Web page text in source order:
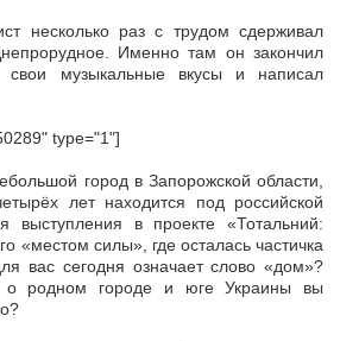
несколько раз с трудом сдерживал
Именно там он закончил
свои музыкальные вкусы и написал
type="1"]
город в Запорожской области,
лет находится под российской
выступления в проекте «Тотальний:
«местом силы», где осталась частичка
вас сегодня означает слово «дом»?
о родном городе и юге Украины вы